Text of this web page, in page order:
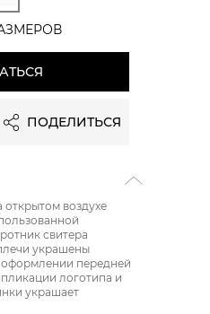
ПОДЕЛИТЬСЯ
воздухе
свитера
украшены
оформлении передней
логотипа и
украшает